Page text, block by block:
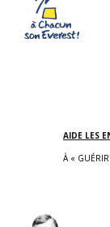
AIDE LES
À «